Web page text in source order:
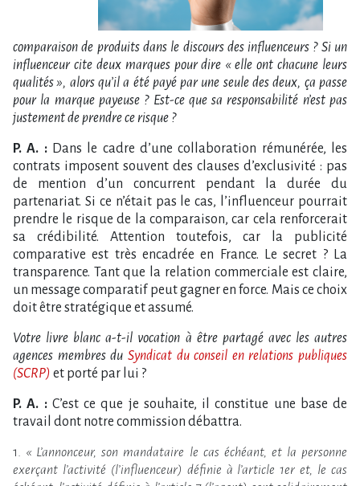
comparaison de produits dans le discours des influenceurs ? Si un
influenceur cite deux marques pour dire « elle ont chacune leurs
qualités », alors qu’il a été payé par une seule des deux, ça passe
pour la marque payeuse ? Est-ce que sa responsabilité n’est pas
justement de prendre ce risque ?
P. A. : Dans le cadre d’une collaboration rémunérée, les
contrats imposent souvent des clauses d’exclusivité : pas
de mention d’un concurrent pendant la durée du
partenariat. Si ce n’était pas le cas, l’influenceur pourrait
prendre le risque de la comparaison, car cela renforcerait
sa crédibilité. Attention toutefois, car la publicité
comparative est très encadrée en France. Le secret ? La
transparence. Tant que la relation commerciale est claire,
un message comparatif peut gagner en force. Mais ce choix
doit être stratégique et assumé.
Votre livre blanc a-t-il vocation à être partagé avec les autres
agences membres du Syndicat du conseil en relations publiques
(SCRP) et porté par lui ?
P. A. : C’est ce que je souhaite, il constitue une base de
travail dont notre commission débattra.
1. « L’annonceur, son mandataire le cas échéant, et la personne
exerçant l’activité (l’influenceur) définie à l’article 1er et, le cas